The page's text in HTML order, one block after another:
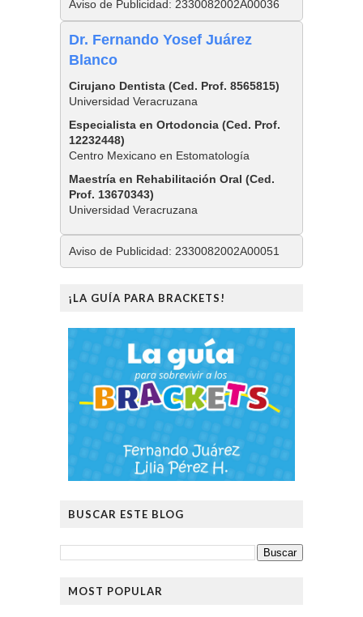
Aviso de Publicidad: 2330082002A00036
Dr. Fernando Yosef Juárez
Blanco
Cirujano Dentista (Ced. Prof. 8565815)
Universidad Veracruzana
Especialista en Ortodoncia (Ced. Prof.
12232448)
Centro Mexicano en Estomatología
Maestría en Rehabilitación Oral (Ced.
Prof. 13670343)
Universidad Veracruzana
Aviso de Publicidad: 2330082002A00051
¡LA GUÍA PARA BRACKETS!
BUSCAR ESTE BLOG
MOST POPULAR